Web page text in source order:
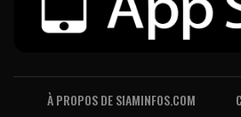
À PROPOS DE SIAMINFOS.COM